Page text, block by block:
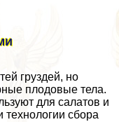
груздей, но
плодовые тела.
для салатов и
сбора